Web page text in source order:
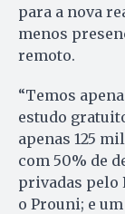
para a nova
menos
remoto.
“Temos
estudo
apenas 125
com 50% de
privadas pelo
o Prouni; e